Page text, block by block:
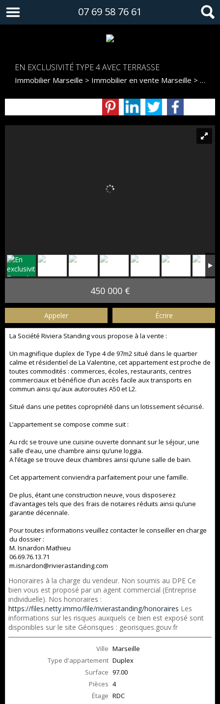
07 69 58 76 61
EN EXCLUSIVITÉ TYPE 4 AVEC TERRASSE
Immobilier Marseille > Immobilier en vente Marseille >
450 000 €
Appeler Écrire
La Société Riviera Standing vous propose à la vente :
Un magnifique duplex de Type 4 de 97m2 situé dans le quartier
calme et résidentiel de La Valentine, cet appartement est proche de
toutes commodités : commerces, écoles, restaurants, centres
commerciaux et bénéficie d’un accès facile aux transports en
commun ainsi qu'aux autoroutes A50 et L2.
Situé dans une petites copropriété dans un lotissement sécurisé.
L’appartement se compose comme suit :
Au rdc se trouve une cuisine ouverte donnant sur le séjour, une
salle d’eau, une chambre ainsi qu’une loggia.
A l’étage se trouve deux chambres ainsi qu’une salle de bain.
Cet appartement conviendra parfaitement pour une famille.
De plus, étant une construction neuve, vous disposerez
d’avantages tels que des frais de notaires réduits ainsi qu’une
garantie décennale.
Pour toutes informations veuillez contacter le conseiller en charge
du dossier :
M. Isnardon Mathieu
06.69.76.13.71
m.isnardon@rivierastanding.com
Honoraires à la charge du vendeur. Non soumis au DPE Ce
bien vous est proposé par un agent commercial (Entreprise
individuelle). Nos honoraires :
https://files.netty.immo/file/rivierastanding/honoraires Les
informations sur les risques auxquels ce bien est exposé sont
disponibles sur le site Géorisques : georisques.gouv.fr
Ville Marseille
Type d'appartement Duplex
Surface 97.00
Pièces 4
Étage RDC